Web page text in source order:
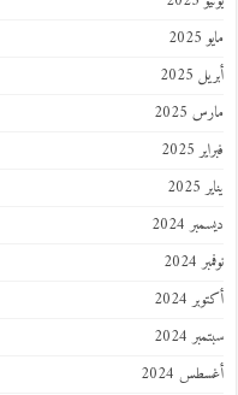
2025
2024
2024
2024
2024